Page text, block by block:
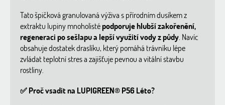
Tato špičková granulovaná výživa s přírodním dusíkem z
extraktu lupiny mnoholistépodporuje hlubší zakořenění,
regeneraci po sešlapu a lepší využití vody z půdy . Navíc
obsahuje dostatek draslíku, který pomáhá trávníku lépe
zvládat teplotní stres a zajišťuje pevnou a vitální stavbu
rostliny.
✅Proč vsadit na LUPIGREEN® P56 Léto?